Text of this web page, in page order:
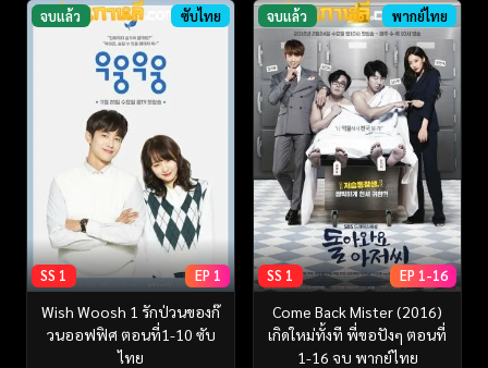
จบแล้ว ซับไทย
SS 1 EP 1
Wish Woosh 1 รักป่วนของก๊
วนออฟฟิศ ตอนที่1-10 ซับ
ไทย
จบแล้ว พากย์ไทย
SS 1 EP 1-16
Come Back Mister (2016)
เกิดใหม่ทั้งที พี่ขอปังๆ ตอนที่
1-16 จบ พากย์ไทย